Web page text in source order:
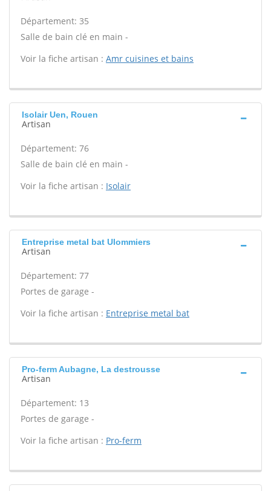
Département: 35
Salle de bain clé en main -
Voir la fiche artisan : Amr cuisines et bains
Isolair Uen, Rouen
Artisan
Département: 76
Salle de bain clé en main -
Voir la fiche artisan : Isolair
Entreprise metal bat Ulommiers
Artisan
Département: 77
Portes de garage -
Voir la fiche artisan : Entreprise metal bat
Pro-ferm Aubagne, La destrousse
Artisan
Département: 13
Portes de garage -
Voir la fiche artisan : Pro-ferm